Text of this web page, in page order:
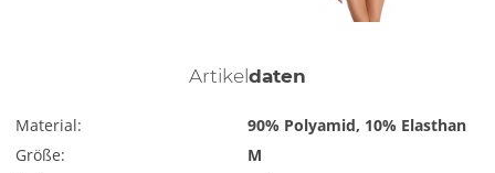
Artikel daten
Material:
90% Polyamid, 10% Elasthan
Größe:
M